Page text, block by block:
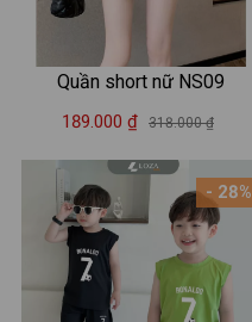
Quần short nữ NS09
189.000 ₫ 318.000 ₫
- 28%